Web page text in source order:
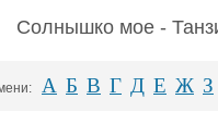
Солнышко мое -
А Б В Г Д Е Ж З